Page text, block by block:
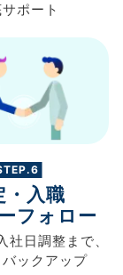
ポート
・入職
フォロー
社日調整まで、
ックアップ